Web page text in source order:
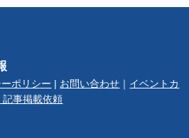
ポリシー | お問い合わせ ｜ イベントカ
記事掲載依頼